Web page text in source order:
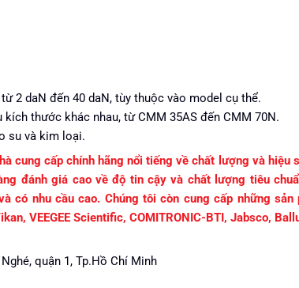
2 daN đến 40 daN, tùy thuộc vào model cụ thể.
thước khác nhau, từ CMM 35AS đến CMM 70N.
su và kim loại.
cung cấp chính hãng nổi tiếng về chất lượng và
đánh giá cao về độ tin cậy và chất lượng tiêu
có nhu cầu cao. Chúng tôi còn cung cấp những sản
VEEGEE Scientific, COMITRONIC-BTI, Jabsco,
quận 1, Tp.Hồ Chí Minh